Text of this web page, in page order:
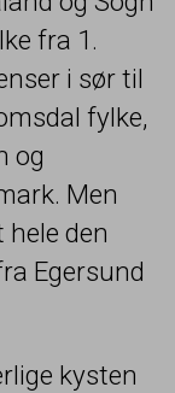
fra 1 .
i sør til
fylke,
og
Men
den
Egersund
kysten